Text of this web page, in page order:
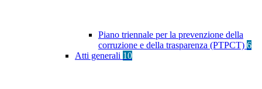
Piano triennale per la prevenzione della
corruzione e della trasparenza (PTPCT) 6
Atti generali 10